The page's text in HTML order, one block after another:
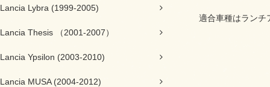
Lancia Lybra (1999-2005)
Lancia Thesis （2001-2007）
Lancia Ypsilon (2003-2010)
Lancia MUSA (2004-2012)
適合車種はランチ